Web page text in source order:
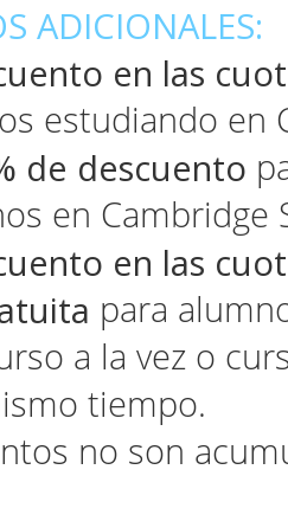
ADICIONALES:
en las
estudiando en
de descuento
en Cambridge
en las
para
a la vez o
tiempo.
no son